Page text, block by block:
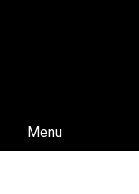
Menu